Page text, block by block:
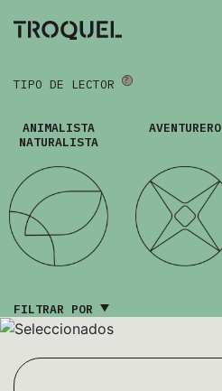
TIPO DE LECTOR
ANIMALISTA
NATURALISTA
AVENTURERO
FILTRAR POR